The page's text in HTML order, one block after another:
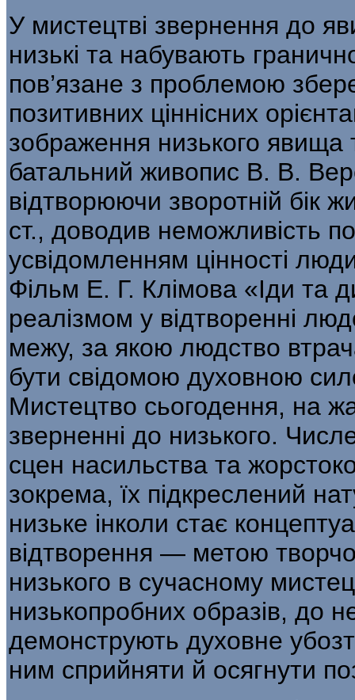
У мистецтві звернення до
низькі та набувають
пов’язане з про­блемою
позитивних ціннісних
зображення низького явища
батальний живопис В. В.
відтворюючи зворотній бік
ст., доводив неможливість
усвідомленням цінності
Фільм Е. Г. Клімова «Іди та
реалізмом у від­творенні
межу, за якою людство
бути свідомою духовною
Мистецтво сьогодення, на
зверненні до низького.
сцен насильства та
зокрема, їх підкреслений
низьке інколи стає
відтворення — метою
низького в сучасному
низькопробних образів, до
демонструють духовне
ним сприйняти й осягнути